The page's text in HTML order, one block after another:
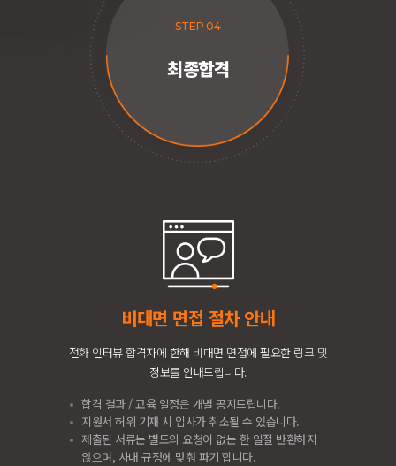
STEP 04
최종합격
비대면 면접 절차 안내
전화 인터뷰 합격자에 한해 비대면 면접에 필요한 링크 및
정보를 안내드립니다.
합격 결과 / 교육 일정은 개별 공지드립니다.
지원서 허위 기재 시 입사가 취소될 수 있습니다.
제출된 서류는 별도의 요청이 없는 한 일절 반환하지
않으며, 사내 규정에 맞춰 파기 합니다.